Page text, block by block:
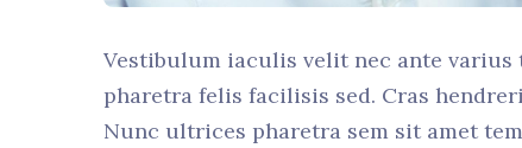
Vestibulum iaculis velit nec ante
pharetra felis facilisis sed. Cras
Nunc ultrices pharetra sem sit amet